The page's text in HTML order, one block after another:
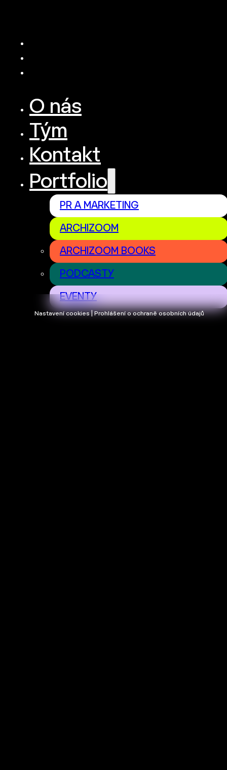
Nastavení cookies | Prohlášení o ochraně osobních údajů
O nás
Tým
Kontakt
Portfolio
PR A MARKETING
ARCHIZOOM
ARCHIZOOM BOOKS
PODCASTY
EVENTY